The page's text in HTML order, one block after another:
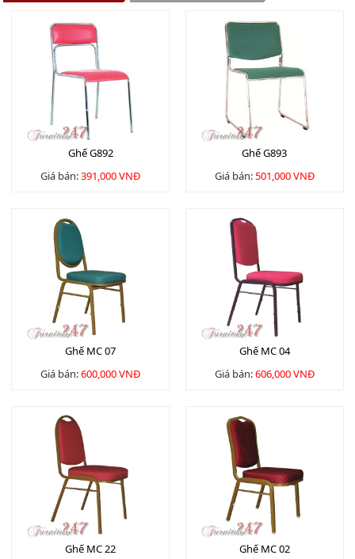
Ghế G892
Giá bán:391,000 VNĐ
Ghế G893
Giá bán:501,000 VNĐ
Ghế MC 07
Giá bán:600,000 VNĐ
Ghế MC 04
Giá bán:606,000 VNĐ
Ghế MC 22 Ghế MC 02